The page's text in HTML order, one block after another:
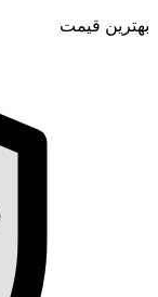
بهترین قیمت